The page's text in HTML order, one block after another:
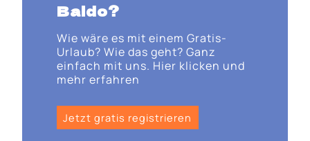
Baldo?
Wie wäre es mit einem Gratis-
Urlaub? Wie das geht? Ganz
einfach mit uns. Hier klicken und
mehr erfahren
Jetzt gratis registrieren